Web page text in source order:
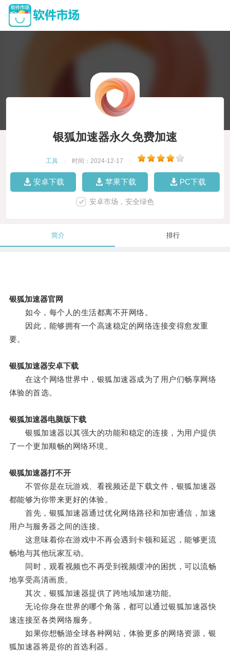
银狐加速器永久免费加速
工具 时间：2024-12-17
安卓下载 苹果下载 PC下载
安卓市场，安全绿色
简介 排行
银狐加速器官网
如今，每个人的生活都离不开网络。
因此，能够拥有一个高速稳定的网络连接变得愈发重
要。
银狐加速器安卓下载
在这个网络世界中，银狐加速器成为了用户们畅享网络
体验的首选。
银狐加速器电脑版下载
银狐加速器以其强大的功能和稳定的连接，为用户提供
了一个更加顺畅的网络环境。
银狐加速器打不开
不管你是在玩游戏、看视频还是下载文件，银狐加速器
都能够为你带来更好的体验。
首先，银狐加速器通过优化网络路径和加密通信，加速
用户与服务器之间的连接。
这意味着你在游戏中不再会遇到卡顿和延迟，能够更流
畅地与其他玩家互动。
同时，观看视频也不再受到视频缓冲的困扰，可以流畅
地享受高清画质。
其次，银狐加速器提供了跨地域加速功能。
无论你身在世界的哪个角落，都可以通过银狐加速器快
速连接至各类网络服务。
如果你想畅游全球各种网站，体验更多的网络资源，银
狐加速器将是你的首选利器。